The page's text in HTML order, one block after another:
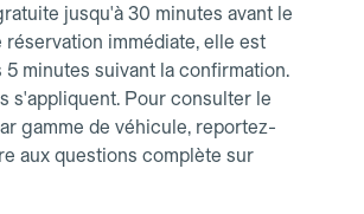
jusqu'à 30 minutes avant le
réservation immédiate, elle est
minutes suivant la confirmation.
s'appliquent. Pour consulter le
gamme de véhicule, reportez-
aux questions complète sur